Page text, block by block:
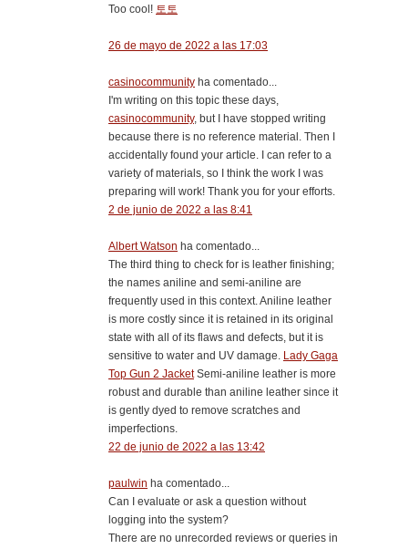
Too cool! 토토
26 de mayo de 2022 a las 17:03
casinocommunity ha comentado...
I'm writing on this topic these days,
casinocommunity, but I have stopped writing
because there is no reference material. Then I
accidentally found your article. I can refer to a
variety of materials, so I think the work I was
preparing will work! Thank you for your efforts.
2 de junio de 2022 a las 8:41
Albert Watson ha comentado...
The third thing to check for is leather finishing;
the names aniline and semi-aniline are
frequently used in this context. Aniline leather
is more costly since it is retained in its original
state with all of its flaws and defects, but it is
sensitive to water and UV damage. Lady Gaga
Top Gun 2 JacketSemi-aniline leather is more
robust and durable than aniline leather since it
is gently dyed to remove scratches and
imperfections.
22 de junio de 2022 a las 13:42
paulwin ha comentado...
Can I evaluate or ask a question without
logging into the system?
There are no unrecorded reviews or queries in